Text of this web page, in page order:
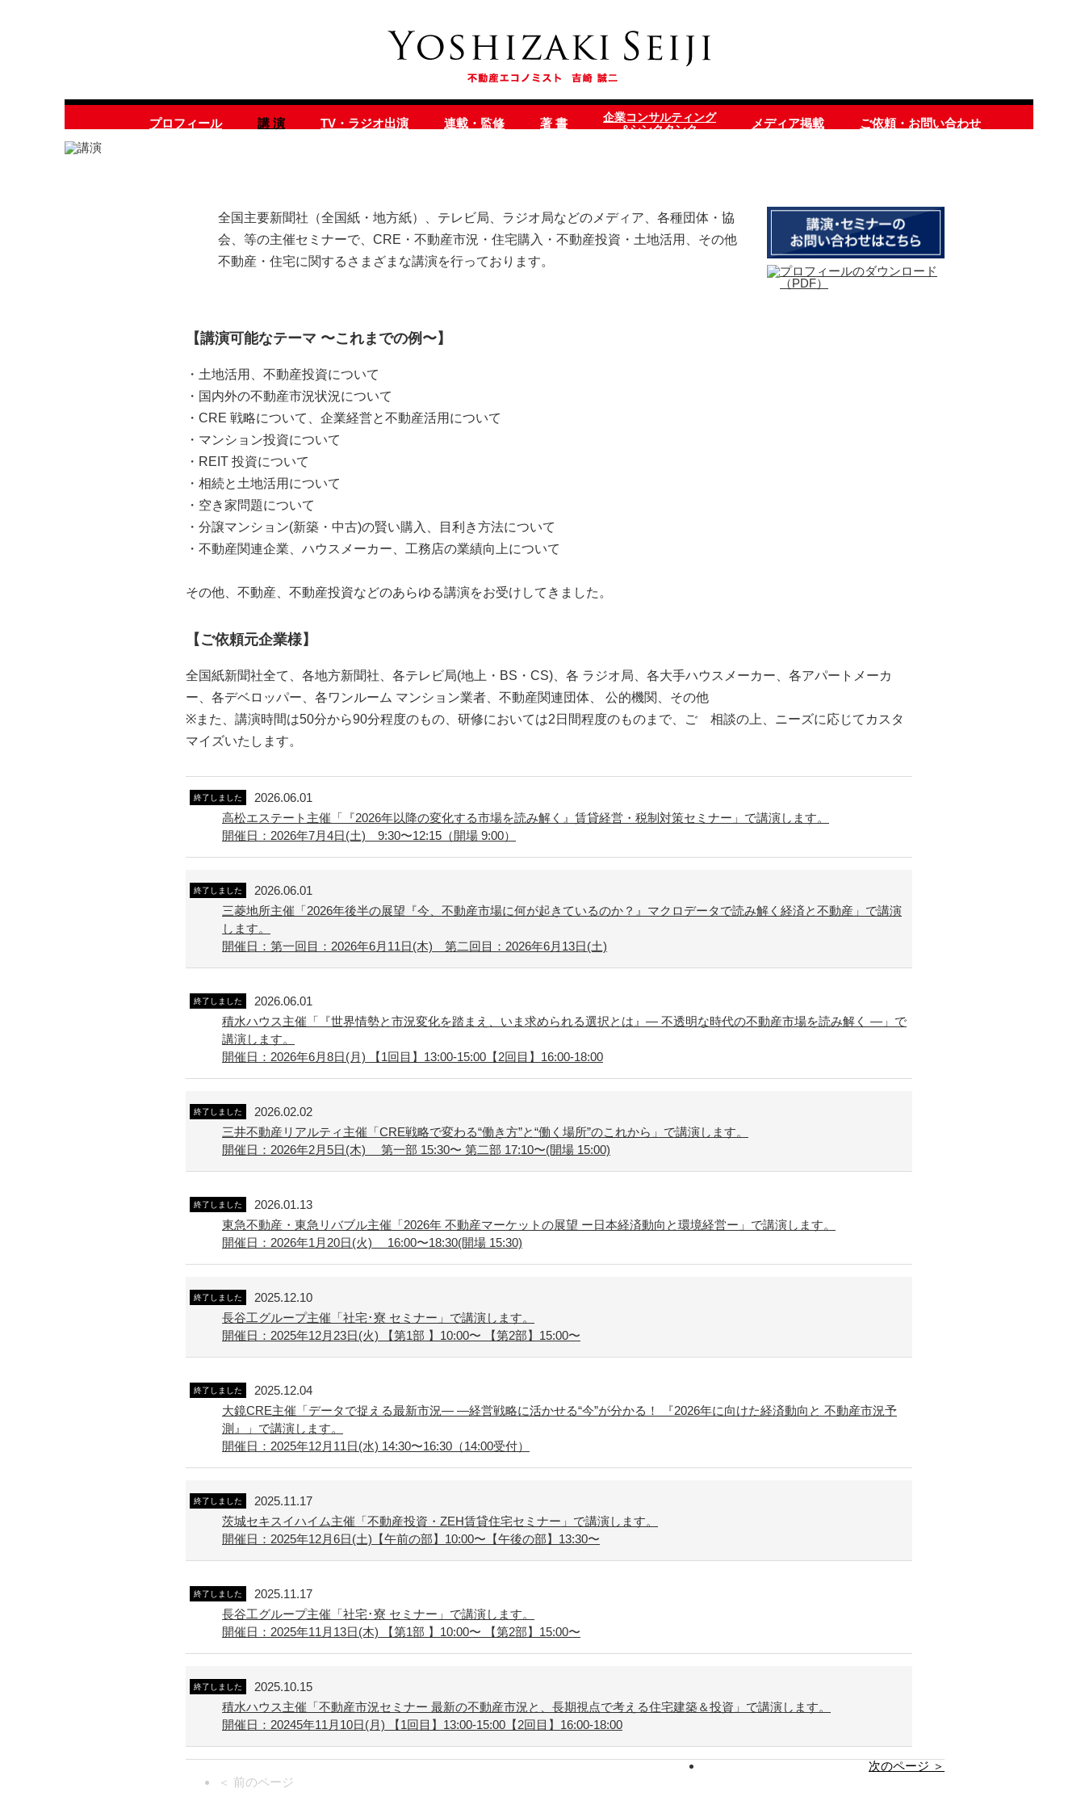
プロフィール 講 演 TV・ラジオ出演 連載・監修 著 書
企業コンサルティング
&シンクタンク
メディア掲載 ご依頼・お問い合わせ
全国主要新聞社（全国紙・地方紙）、テレビ局、ラジオ局などのメディア、各種団体・協
会、等の主催セミナーで、CRE・不動産市況・住宅購入・不動産投資・土地活用、その他
不動産・住宅に関するさまざまな講演を行っております。
【講演可能なテーマ 〜これまでの例〜】
・土地活用、不動産投資について
・国内外の不動産市況状況について
・CRE 戦略について、企業経営と不動産活用について
・マンション投資について
・REIT 投資について
・相続と土地活用について
・空き家問題について
・分譲マンション(新築・中古)の賢い購入、目利き方法について
・不動産関連企業、ハウスメーカー、工務店の業績向上について
その他、不動産、不動産投資などのあらゆる講演をお受けしてきました。
【ご依頼元企業様】
全国紙新聞社全て、各地方新聞社、各テレビ局(地上・BS・CS)、各 ラジオ局、各大手ハウスメーカー、各アパートメーカ
ー、各デベロッパー、各ワンルーム マンション業者、不動産関連団体、 公的機関、その他
※また、講演時間は50分から90分程度のもの、研修においては2日間程度のものまで、ご゙相談の上、ニーズに応じてカスタ
マイズいたします。
終了しました
2026.06.01
高松エステート主催「『2026年以降の変化する市場を読み解く』賃貸経営・税制対策セミナー」で講演します。
開催日：2026年7月4日(土) 9:30〜12:15（開場 9:00）
終了しました
2026.06.01
三菱地所主催「2026年後半の展望『今、不動産市場に何が起きているのか？』マクロデータで読み解く経済と不動産」で講演
します。
開催日：第一回目：2026年6月11日(木) 第二回目：2026年6月13日(土)
終了しました
2026.06.01
積水ハウス主催「『世界情勢と市況変化を踏まえ、いま求められる選択とは』― 不透明な時代の不動産市場を読み解く ―」で
講演します。
開催日：2026年6月8日(月) 【1回目】13:00-15:00【2回目】16:00-18:00
終了しました
2026.02.02
三井不動産リアルティ主催「CRE戦略で変わる“働き方”と“働く場所”のこれから」で講演します。
開催日：2026年2月5日(木) 第一部 15:30〜 第二部 17:10〜(開場 15:00)
終了しました
2026.01.13
東急不動産・東急リバブル主催「2026年 不動産マーケットの展望 ー日本経済動向と環境経営ー」で講演します。
開催日：2026年1月20日(火) 16:00〜18:30(開場 15:30)
終了しました
2025.12.10
長谷工グループ主催「社宅･寮 セミナー」で講演します。
開催日：2025年12月23日(火) 【第1部 】10:00〜 【第2部】15:00〜
終了しました
2025.12.04
大鏡CRE主催「データで捉える最新市況― ―経営戦略に活かせる“今”が分かる！ 『2026年に向けた経済動向と 不動産市況予
測』」で講演します。
開催日：2025年12月11日(水) 14:30〜16:30（14:00受付）
終了しました
2025.11.17
茨城セキスイハイム主催「不動産投資・ZEH賃貸住宅セミナー」で講演します。
開催日：2025年12月6日(土)【午前の部】10:00〜【午後の部】13:30〜
終了しました
2025.11.17
長谷工グループ主催「社宅･寮 セミナー」で講演します。
開催日：2025年11月13日(木) 【第1部 】10:00〜 【第2部】15:00〜
終了しました
2025.10.15
積水ハウス主催「不動産市況セミナー 最新の不動産市況と、長期視点で考える住宅建築＆投資」で講演します。
開催日：20245年11月10日(月) 【1回目】13:00-15:00【2回目】16:00-18:00
＜ 前のページ
次のページ ＞